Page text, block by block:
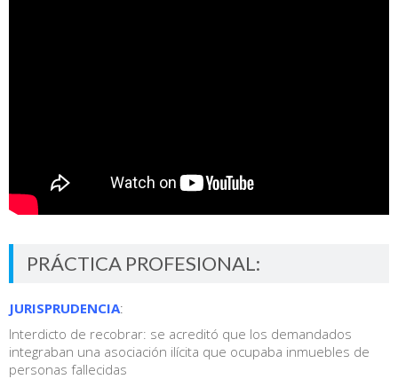
PRÁCTICA PROFESIONAL:
JURISPRUDENCIA:
Interdicto de recobrar: se acreditó que los demandados
integraban una asociación ilícita que ocupaba inmuebles de
personas fallecidas